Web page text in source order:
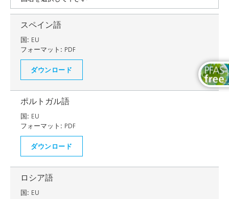
スペイン語
国: EU
フォーマット: PDF
ダウンロード
ポルトガル語
国: EU
フォーマット: PDF
ダウンロード
ロシア語
国: EU